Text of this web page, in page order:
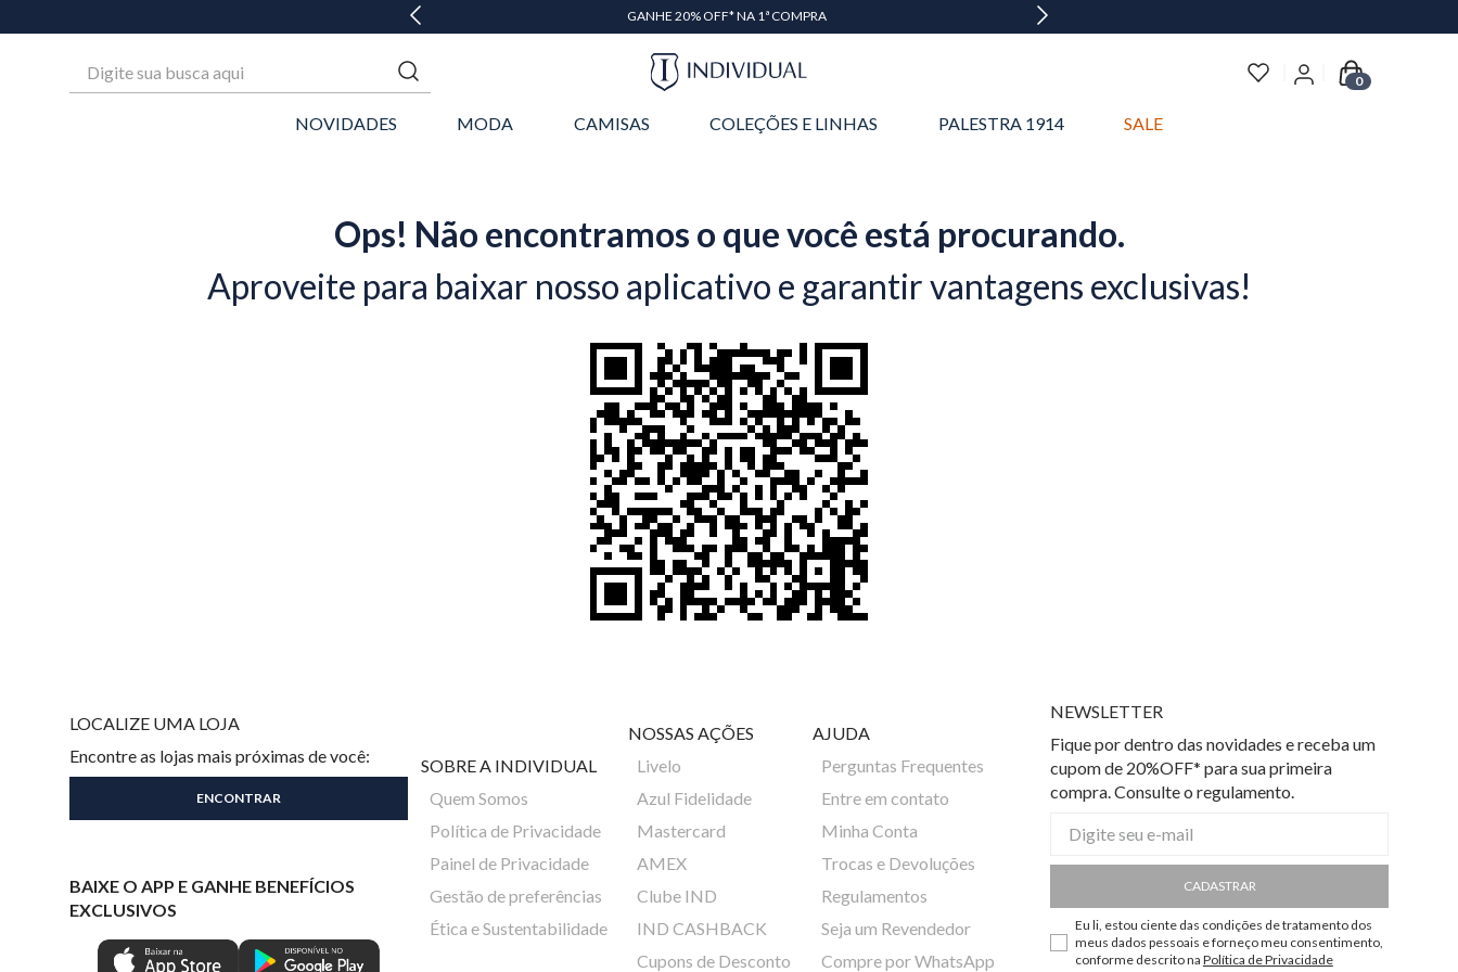
GANHE 20% OFF* NA 1ª COMPRA
0
NOVIDADES MODA CAMISAS COLEÇÕES E LINHAS PALESTRA 1914 SALE
Ops! Não encontramos o que você está procurando.
Aproveite para baixar nosso aplicativo e garantir vantagens exclusivas!
LOCALIZE UMA LOJA
Encontre as lojas mais próximas de você:
BAIXE O APP E GANHE BENEFÍCIOS
EXCLUSIVOS
SOBRE A INDIVIDUAL
Quem Somos
Política de Privacidade
Painel de Privacidade
Gestão de preferências
Ética e Sustentabilidade
NOSSAS AÇÕES
Livelo
Azul Fidelidade
Mastercard
AMEX
Clube IND
IND CASHBACK
Cupons de Desconto
AJUDA
Perguntas Frequentes
Entre em contato
Minha Conta
Trocas e Devoluções
Regulamentos
Seja um Revendedor
Compre por WhatsApp
NEWSLETTER
Fique por dentro das novidades e receba um
cupom de 20%OFF* para sua primeira
compra. Consulte o regulamento.
CADASTRAR
Eu li, estou ciente das condições de tratamento dos
meus dados pessoais e forneço meu consentimento,
conforme descrito na Política de Privacidade